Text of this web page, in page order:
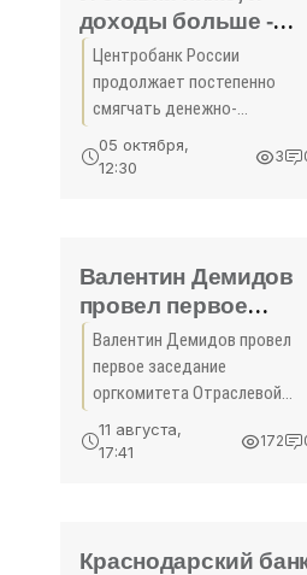
ровно две недели.
доходы больше -
«Экономика Крыма»
Центробанк России
продолжает постепенно
смягчать денежно-
третий раз за 2025 год
нового витка роста цен на
05 октября,
12:30
3
Валентин Демидов
провел первое
заседание
оргкомитета
Отраслевой премии
Ялтинского форума
для участников
Валентин Демидов провел
первое заседание
оргкомитета Отраслевой
для участников крымской
Республики
11 августа,
17:41
172
Краснодарский